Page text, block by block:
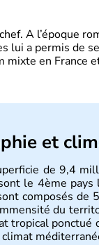
A l’époque
lui a permis de se
mixte en France
et
de 9,4
le 4ème pays
composés de
du
tropical ponctué
climat